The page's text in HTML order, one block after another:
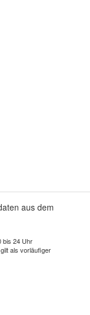
aus dem
bis 24 Uhr
als vorläufiger